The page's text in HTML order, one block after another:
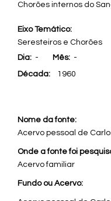
Chorões internos do
Eixo Temático:
Seresteiros e Chorões
Dia: - Mês: -
Década:
1960
Nome da fonte:
Acervo pessoal de
Onde a fonte foi
Acervo familiar
Fundo ou Acervo: